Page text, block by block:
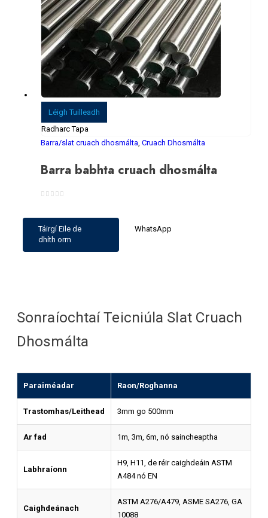
Léigh Tuilleadh
Radharc Tapa
Barra/slat cruach dhosmálta Cruach Dhosmálta
Barra babhta cruach dhosmálta
Táirgí Eile de
dhíth orm
WhatsApp
Sonraíochtaí Teicniúla Slat Cruach
Dhosmálta
Paraiméadar Raon/Roghanna
Trastomhas/Leithead 3mm go 500mm
Ar fad 1m, 3m, 6m, nó saincheaptha
Labhraíonn
H9, H11, de réir caighdeáin ASTM
A484 nó EN
Caighdeánach
ASTM A276/A479, ASME SA276, GA
10088